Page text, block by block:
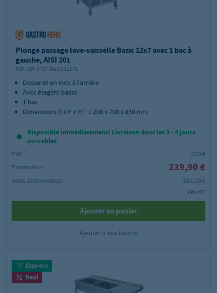
Plonge passage lave-vaisselle Basic 12x7 avec 1 bac à
gauche, AISI 201
Réf.: GH-SPZT-BASIC12X7L
Dosseret en inox à l’arrière
Avec étagère basse
1 bac
Dimensions (l x P x H) : 1 200 x 700 x 850 mm
Disponible immédiatement! Livraison dans les 2 - 4 jours
ouvrables
PVC²:
420 €
Promotion:
239,90 €
Vous économisez: 180,10 €
Prix HT,
Ajouter au panier
Ajouter à vos favoris
Express
Deal